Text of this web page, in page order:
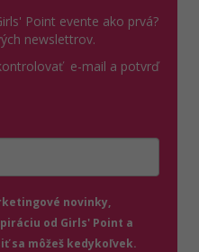
Point evente ako prvá?
newslettrov.
e-mail a potvrď
novinky,
od Girls' Point a
sa môžeš kedykoľvek.